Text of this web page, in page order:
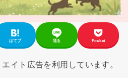
はてブ 送る Pocket
イト広告を利用しています。